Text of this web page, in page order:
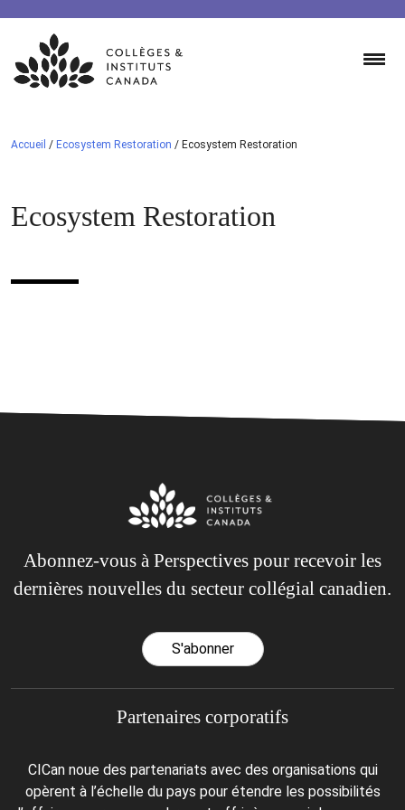
Skip
content
Accueil / Ecosystem Restoration / Ecosystem Restoration
Ecosystem Restoration
Abonnez-vous à Perspectives pour recevoir les
dernières nouvelles du secteur collégial canadien.
S'abonner
Partenaires corporatifs
CICan noue des partenariats avec des organisations qui
opèrent à l’échelle du pays pour étendre les possibilités